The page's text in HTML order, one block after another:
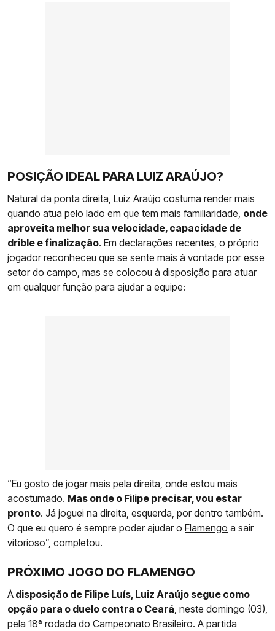
POSIÇÃO IDEAL PARA LUIZ ARAÚJO?
Natural da ponta direita, Luiz Araújo costuma render mais
quando atua pelo lado em que tem mais familiaridade, onde
aproveita melhor sua velocidade, capacidade de
drible e finalização. Em declarações recentes, o próprio
jogador reconheceu que se sente mais à vontade por esse
setor do campo, mas se colocou à disposição para atuar
em qualquer função para ajudar a equipe:
“Eu gosto de jogar mais pela direita, onde estou mais
acostumado. Mas onde o Filipe precisar, vou estar
pronto. Já joguei na direita, esquerda, por dentro também.
O que eu quero é sempre poder ajudar o Flamengo a sair
vitorioso”, completou.
PRÓXIMO JOGO DO FLAMENGO
À disposição de Filipe Luís, Luiz Araújo segue como
opção para o duelo contra o Ceará, neste domingo (03),
pela 18ª rodada do Campeonato Brasileiro. A partida